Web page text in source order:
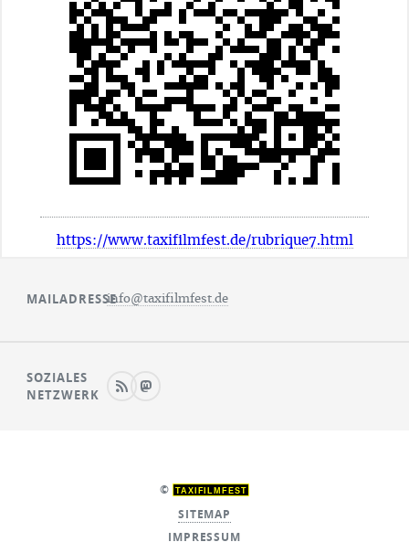
https://www.taxifilmfest.de/rubrique7.html
MAILADRESSEinfo@taxifilmfest.de
SOZIALES
NETZWERK
© TAXIFILMFEST
SITEMAP
IMPRESSUM